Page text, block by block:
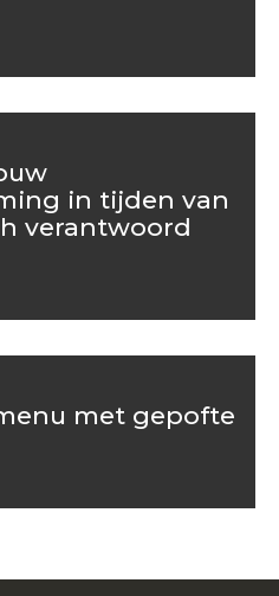
in tijden van
verantwoord
met gepofte